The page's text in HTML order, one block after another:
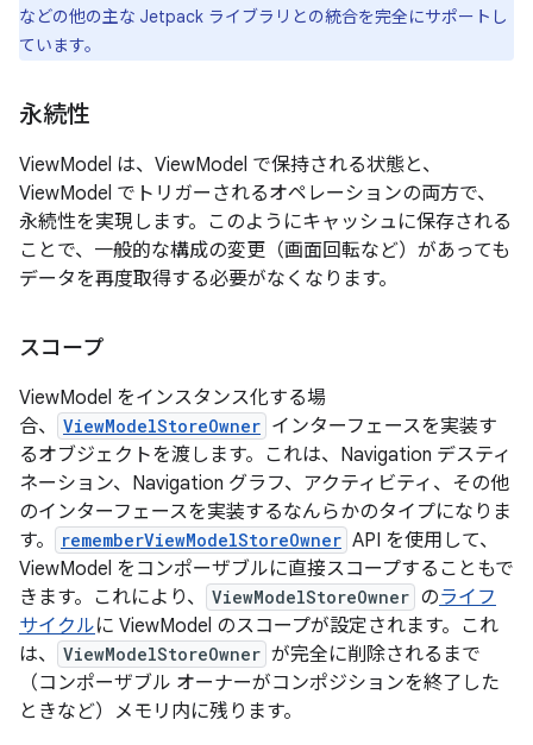
などの他の主な Jetpack ライブラリとの統合を完全にサポートし
ています。
永続性
ViewModel は、ViewModel で保持される状態と、
ViewModel でトリガーされるオペレーションの両方で、
永続性を実現します。このようにキャッシュに保存される
ことで、一般的な構成の変更（画面回転など）があっても
データを再度取得する必要がなくなります。
スコープ
ViewModel をインスタンス化する場
合、
ViewModelStoreOwner インターフェースを実装す
るオブジェクトを渡します。これは、Navigation デスティ
ネーション、Navigation グラフ、アクティビティ、その他
のインターフェースを実装するなんらかのタイプになりま
す。
rememberViewModelStoreOwner API を使用して、
ViewModel をコンポーザブルに直接スコープすることもで
きます。これにより、
ViewModelStoreOwner のライフ
サイクルに ViewModel のスコープが設定されます。これ
は、
ViewModelStoreOwner が完全に削除されるまで
（コンポーザブル オーナーがコンポジションを終了した
ときなど）メモリ内に残ります。